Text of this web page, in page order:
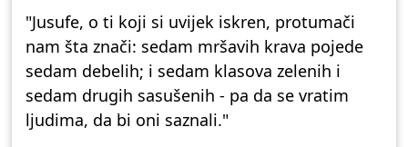
"Jusufe, o ti koji si uvijek iskren, protumači
nam šta znači: sedam mršavih krava pojede
sedam debelih; i sedam klasova zelenih i
sedam drugih sasušenih - pa da se vratim
ljudima, da bi oni saznali."